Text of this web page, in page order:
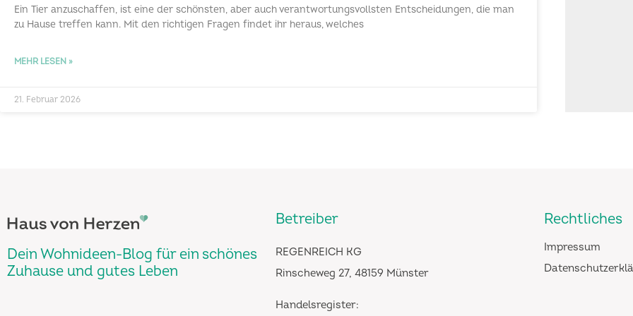
Ein Tier anzuschaffen, ist eine der schönsten, aber auch verantwortungsvollsten Entscheidungen, die man
zu Hause treffen kann. Mit den richtigen Fragen findet ihr heraus, welches
MEHR LESEN »
21. Februar 2026
Dein Wohnideen-Blog für ein schönes
Zuhause und gutes Leben
Betreiber
REGENREICH KG
Rinscheweg 27, 48159 Münster
Handelsregister:
Rechtliches
Impressum